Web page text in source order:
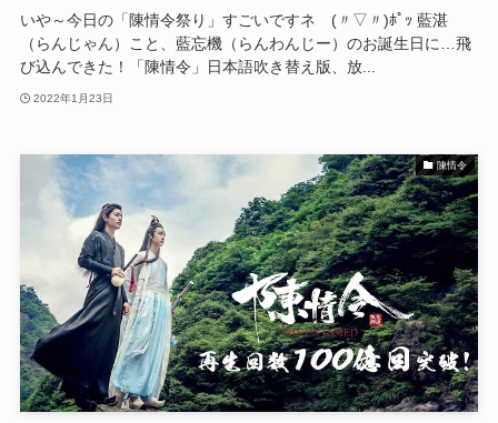
いや～今日の「陳情令祭り」すごいですネ (〃▽〃)ﾎﾟｯ 藍湛
（らんじゃん）こと、藍忘機（らんわんじー）のお誕生日に…飛
び込んできた！「陳情令」日本語吹き替え版、放...
2022年1月23日
陳情令